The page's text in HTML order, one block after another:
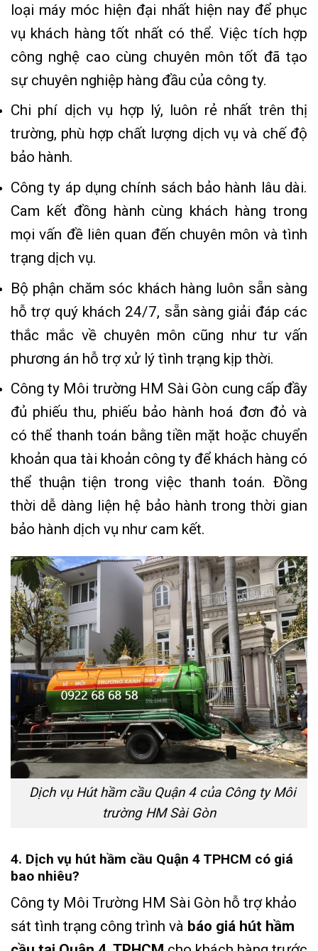
loại máy móc hiện đại nhất hiện nay để phục
vụ khách hàng tốt nhất có thể. Việc tích hợp
công nghệ cao cùng chuyên môn tốt đã tạo
sự chuyên nghiệp hàng đầu của công ty.
Chi phí dịch vụ hợp lý, luôn rẻ nhất trên thị
trường, phù hợp chất lượng dịch vụ và chế độ
bảo hành.
Công ty áp dụng chính sách bảo hành lâu dài.
Cam kết đồng hành cùng khách hàng trong
mọi vấn đề liên quan đến chuyên môn và tình
trạng dịch vụ.
Bộ phận chăm sóc khách hàng luôn sẵn sàng
hỗ trợ quý khách 24/7, sẵn sàng giải đáp các
thắc mắc về chuyên môn cũng như tư vấn
phương án hỗ trợ xử lý tình trạng kịp thời.
Công ty Môi trường HM Sài Gòn cung cấp đầy
đủ phiếu thu, phiếu bảo hành hoá đơn đỏ và
có thể thanh toán bằng tiền mặt hoặc chuyển
khoản qua tài khoản công ty để khách hàng có
thể thuận tiện trong việc thanh toán. Đồng
thời dễ dàng liện hệ bảo hành trong thời gian
bảo hành dịch vụ như cam kết.
Dịch vụ Hút hầm cầu Quận 4 của Công ty Môi
trường HM Sài Gòn
4. Dịch vụ hút hầm cầu Quận 4 TPHCM có giá
bao nhiêu?
Công ty Môi Trường HM Sài Gòn hỗ trợ khảo
sát tình trạng công trình và báo giá hút hầm